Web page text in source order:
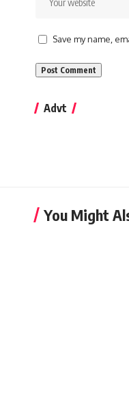
Save my name,
Advt
You Might